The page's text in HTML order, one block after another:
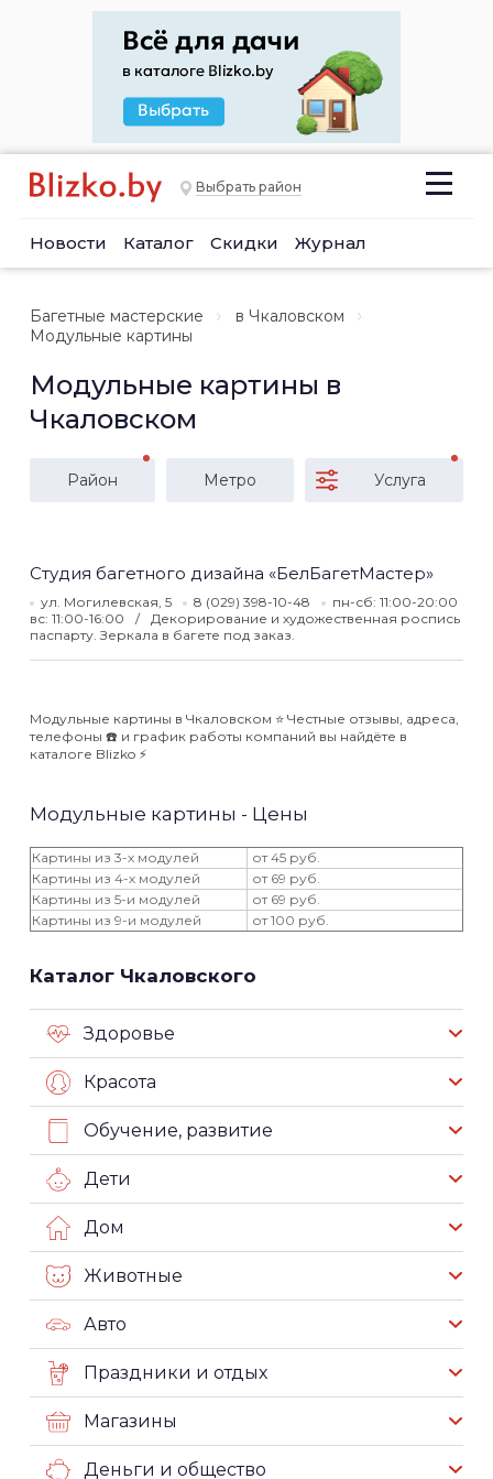
Выбрать район
Новости Каталог Скидки Журнал
Багетные мастерские
в Чкаловском
Модульные картины
Модульные картины в
Чкаловском
Район Метро Услуга
Студия багетного дизайна «БелБагетМастер»
ул. Могилевская, 5 8 (029) 398-10-48
пн-сб: 11:00-20:00
вс: 11:00-16:00
Декорирование и художественная роспись
паспарту. Зеркала в багете под заказ.
Модульные картины в Чкаловском ⭐️ Честные отзывы, адреса,
телефоны ☎️ и график работы компаний вы найдёте в
каталоге Blizko ⚡️
Модульные картины - Цены
Картины из 3-х модулей
от 45 руб.
Картины из 4-х модулей
от 69 руб.
Картины из 5-и модулей
от 69 руб.
Картины из 9-и модулей
от 100 руб.
Каталог Чкаловского
Здоровье
Красота
Обучение, развитие
Дети
Дом
Животные
Авто
Праздники и отдых
Магазины
Деньги и общество